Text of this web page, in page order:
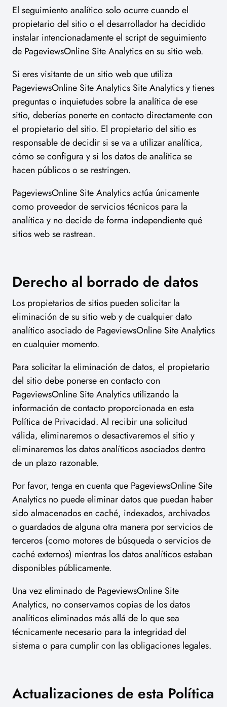
El seguimiento analítico solo ocurre cuando el
propietario del sitio o el desarrollador ha decidido
instalar intencionadamente el script de seguimiento
de PageviewsOnline Site Analytics en su sitio web.
Si eres visitante de un sitio web que utiliza
PageviewsOnline Site Analytics Site Analytics y tienes
preguntas o inquietudes sobre la analítica de ese
sitio, deberías ponerte en contacto directamente con
el propietario del sitio. El propietario del sitio es
responsable de decidir si se va a utilizar analítica,
cómo se configura y si los datos de analítica se
hacen públicos o se restringen.
PageviewsOnline Site Analytics actúa únicamente
como proveedor de servicios técnicos para la
analítica y no decide de forma independiente qué
sitios web se rastrean.
Derecho al borrado de datos
Los propietarios de sitios pueden solicitar la
eliminación de su sitio web y de cualquier dato
analítico asociado de PageviewsOnline Site Analytics
en cualquier momento.
Para solicitar la eliminación de datos, el propietario
del sitio debe ponerse en contacto con
PageviewsOnline Site Analytics utilizando la
información de contacto proporcionada en esta
Política de Privacidad. Al recibir una solicitud
válida, eliminaremos o desactivaremos el sitio y
eliminaremos los datos analíticos asociados dentro
de un plazo razonable.
Por favor, tenga en cuenta que PageviewsOnline Site
Analytics no puede eliminar datos que puedan haber
sido almacenados en caché, indexados, archivados
o guardados de alguna otra manera por servicios de
terceros (como motores de búsqueda o servicios de
caché externos) mientras los datos analíticos estaban
disponibles públicamente.
Una vez eliminado de PageviewsOnline Site
Analytics, no conservamos copias de los datos
analíticos eliminados más allá de lo que sea
técnicamente necesario para la integridad del
sistema o para cumplir con las obligaciones legales.
Actualizaciones de esta Política